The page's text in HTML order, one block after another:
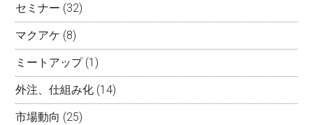
セミナー (32)
マクアケ (8)
ミートアップ(1)
外注、仕組み化 (14)
市場動向 (25)